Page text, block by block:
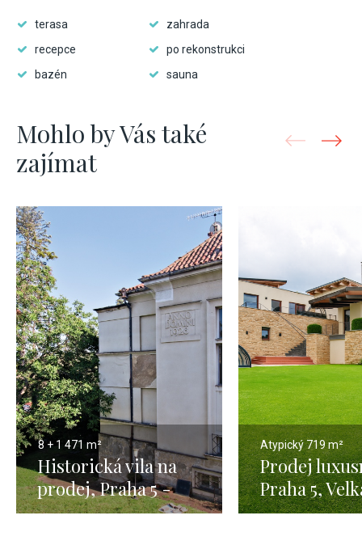
terasa
zahrada
recepce
po rekonstrukci
bazén
sauna
Mohlo by Vás také
zajímat
8 + 1 471 m²
Historická vila na
prodej, Praha 5 -
471m
Atypický719 m²
Prodej
Praha 5,
Chuchle -